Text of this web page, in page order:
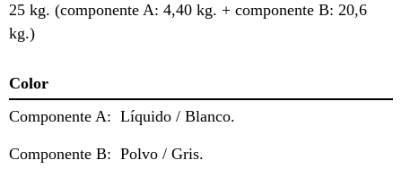
25 kg. (componente A: 4,40 kg. + componente B: 20,6
kg.)
Color
Componente A: Líquido / Blanco.
Componente B: Polvo / Gris.